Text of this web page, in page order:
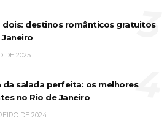
dois: destinos românticos gratuitos
Janeiro
DE 2025
3
da salada perfeita: os melhores
no Rio de Janeiro
DE 2024
4